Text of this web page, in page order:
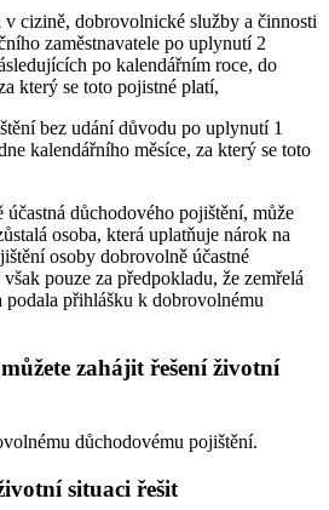
v cizině, dobrovolnické služby a činnosti
zaměstnavatele po uplynutí 2
po kalendářním roce, do
který se toto pojistné platí,
bez udání důvodu po uplynutí 1
kalendářního měsíce, za který se toto
důchodového pojištění, může
osoba, která uplatňuje nárok na
osoby dobrovolně účastné
pouze za předpokladu, že zemřelá
podala přihlášku k dobrovolnému
zahájit řešení životní
důchodovému pojištění.
situaci řešit